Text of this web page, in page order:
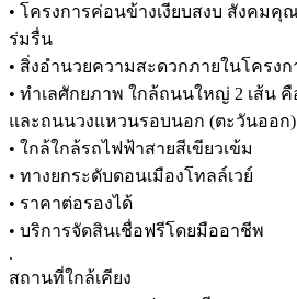
• โครงการค่อนข้างเงียบสงบ สังคมคุ
ร่มรื่น
• สิ่งอำนวยความสะดวกภายในโครง
• ทำเลศักยภาพ ใกล้ถนนใหญ่ 2 เส้น
และถนนวงแหวนรอบนอก (ตะวันออก)
• ใกล้ใกล้รถไฟฟ้าสายสีเขียวเข้ม
• ทางยกระดับดอนเมืองโทลล์เวย์
• ราคาต่อรองได้
• บริการจัดสินเชื่อฟรีโดยมืออาชีพ
.
สถานที่ใกล้เคียง